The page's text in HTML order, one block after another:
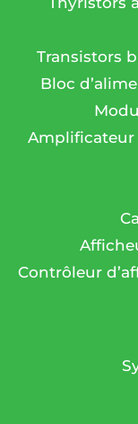
Transistors
Bloc
Amplificateur
Contrôleur